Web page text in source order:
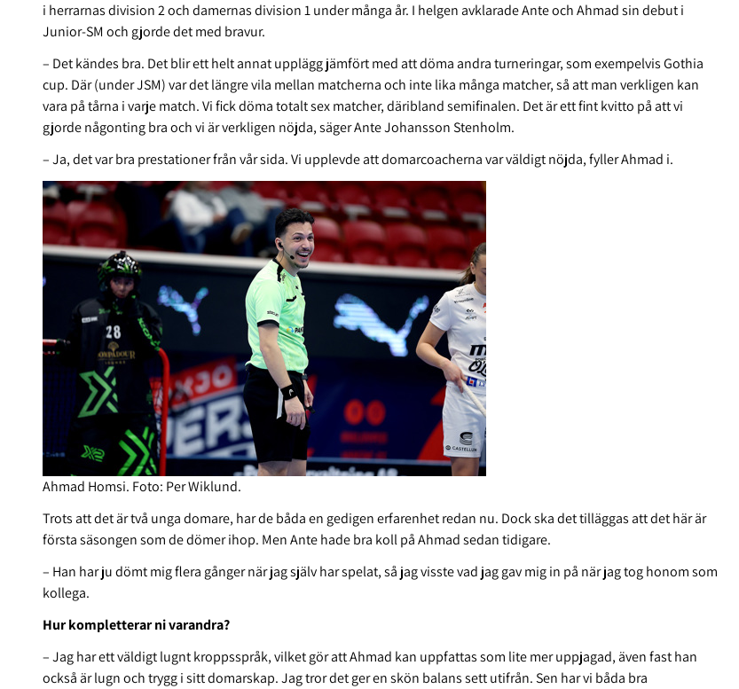
i herrarnas division 2 och damernas division 1 under många år. I helgen avklarade Ante och Ahmad sin debut i
Junior-SM och gjorde det med bravur.
– Det kändes bra. Det blir ett helt annat upplägg jämfört med att döma andra turneringar, som exempelvis Gothia
cup. Där (under JSM) var det längre vila mellan matcherna och inte lika många matcher, så att man verkligen kan
vara på tårna i varje match. Vi fick döma totalt sex matcher, däribland semifinalen. Det är ett fint kvitto på att vi
gjorde någonting bra och vi är verkligen nöjda, säger Ante Johansson Stenholm.
– Ja, det var bra prestationer från vår sida. Vi upplevde att domarcoacherna var väldigt nöjda, fyller Ahmad i.
Ahmad Homsi. Foto: Per Wiklund.
Trots att det är två unga domare, har de båda en gedigen erfarenhet redan nu. Dock ska det tilläggas att det här är
första säsongen som de dömer ihop. Men Ante hade bra koll på Ahmad sedan tidigare.
– Han har ju dömt mig flera gånger när jag själv har spelat, så jag visste vad jag gav mig in på när jag tog honom som
kollega.
Hur kompletterar ni varandra?
– Jag har ett väldigt lugnt kroppsspråk, vilket gör att Ahmad kan uppfattas som lite mer uppjagad, även fast han
också är lugn och trygg i sitt domarskap. Jag tror det ger en skön balans sett utifrån. Sen har vi båda bra